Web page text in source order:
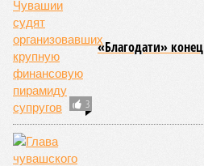
3
«Благодати» конец